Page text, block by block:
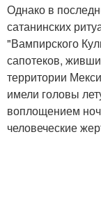
Однако в
сатанинских
"Вампирского
сапотеков,
территории
имели головы
воплощением
человеческие